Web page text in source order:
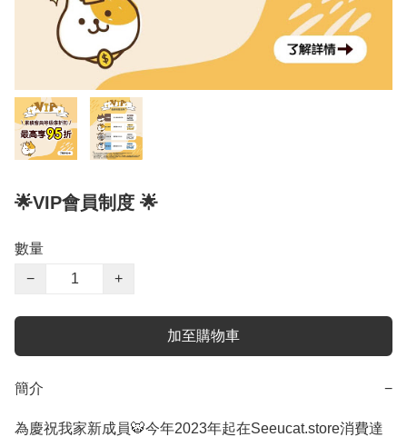
🌟VIP會員制度 🌟
數量
−
+
加至購物車
簡介 −
為慶祝我家新成員🐯今年2023年起在Seeucat.store消費達